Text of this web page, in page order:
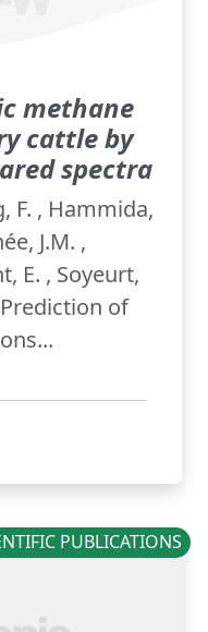
methane
cattle by
spectra
F. , Hammida,
J.M. ,
E. , Soyeurt,
of
PUBLICATIONS